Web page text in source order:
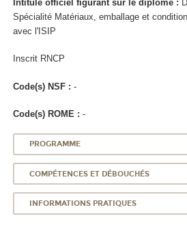
Intitulé officiel figurant sur le diplôme :
Spécialité Matériaux, emballage et
avec l'ISIP
Inscrit RNCP
Code(s) NSF : -
Code(s) ROME : -
PROGRAMME
COMPÉTENCES ET DÉBOUCHÉS
INFORMATIONS PRATIQUES